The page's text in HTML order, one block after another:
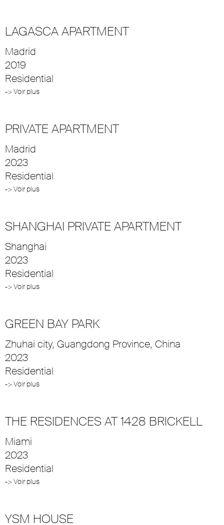
LAGASCA APARTMENT
Madrid
2019
Residential
-> Voir plus
PRIVATE APARTMENT
Madrid
2023
Residential
-> Voir plus
SHANGHAI PRIVATE APARTMENT
Shanghai
2023
Residential
-> Voir plus
GREEN BAY PARK
Zhuhai city, Guangdong Province, China
2023
Residential
-> Voir plus
THE RESIDENCES AT 1428 BRICKELL
Miami
2023
Residential
-> Voir plus
YSM HOUSE